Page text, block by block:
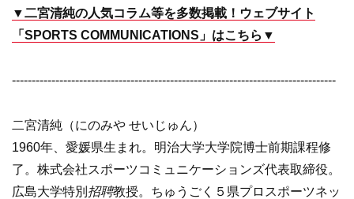
▼二宮清純の人気コラム等を多数掲載！ウェブサイト
「SPORTS COMMUNICATIONS」はこちら▼
----------------------------------------------------------------------------------
二宮清純（にのみや せいじゅん）
1960年、愛媛県生まれ。明治大学大学院博士前期課程修
了。株式会社スポーツコミュニケーションズ代表取締役。
広島大学特別 招聘教授。ちゅうごく５県プロスポーツネッ